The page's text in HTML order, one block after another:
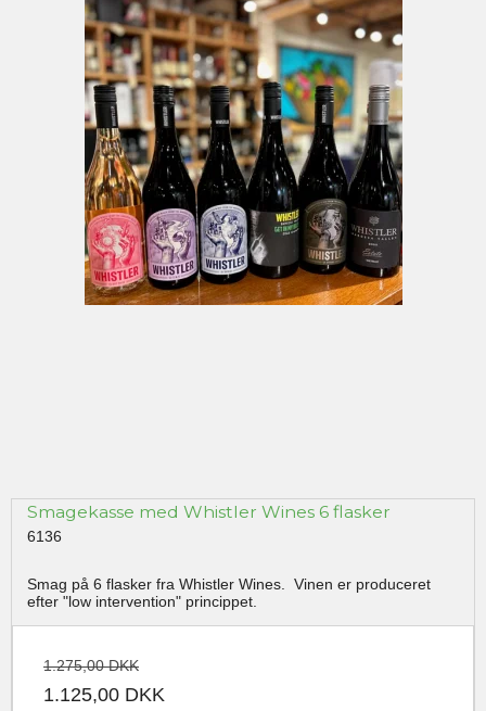
Smagekasse med Whistler Wines 6 flasker
6136
Smag på 6 flasker fra Whistler Wines. Vinen er produceret
efter "low intervention" princippet.
1.275,00 DKK
1.125,00 DKK